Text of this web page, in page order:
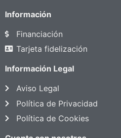
Información
Financiación
Tarjeta fidelización
Información Legal
Aviso Legal
Política de Privacidad
Política de Cookies